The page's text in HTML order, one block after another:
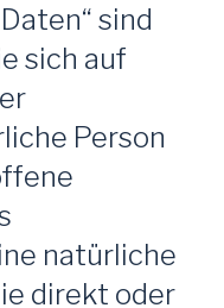
sind
sich auf
Person
natürliche
direkt oder